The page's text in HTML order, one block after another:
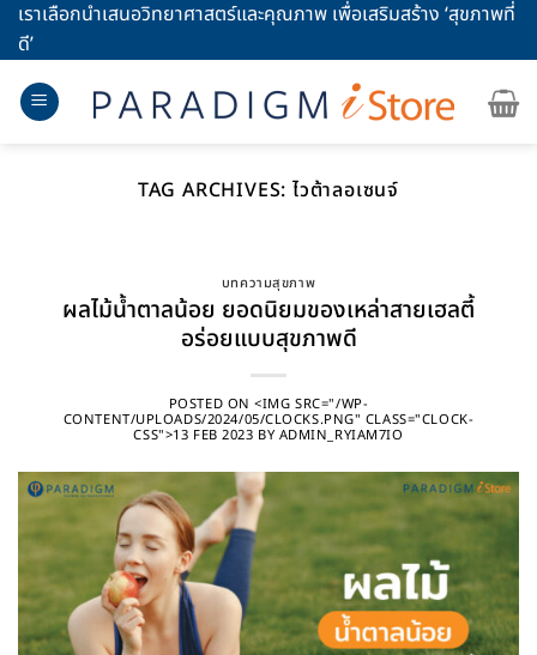
Skipเราเลือกนำเสนอวิทยาศาสตร์และคุณภาพ เพื่อเสริมสร้าง ‘สุขภาพที่
ดี’
TAG ARCHIVES:ไวต้าลอเซนจ์
บทความสุขภาพ
ผลไม้น้ำตาลน้อย ยอดนิยมของเหล่าสายเฮลตี้
อร่อยแบบสุขภาพดี
POSTED ON<IMG SRC="/WP-
CONTENT/UPLOADS/2024/05/CLOCKS.PNG" CLASS="CLOCK-
CSS">13 FEB 2023 BYADMIN_RYIAM7IO